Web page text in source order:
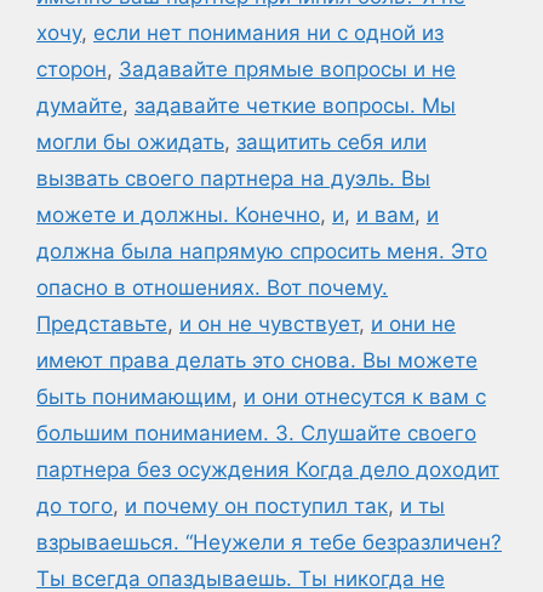
хочу, если нет понимания ни с одной из
сторон, Задавайте прямые вопросы и не
думайте, задавайте четкие вопросы. Мы
могли бы ожидать, защитить себя или
вызвать своего партнера на дуэль. Вы
можете и должны. Конечно, и, и вам, и
должна была напрямую спросить меня. Это
опасно в отношениях. Вот почему.
Представьте, и он не чувствует, и они не
имеют права делать это снова. Вы можете
быть понимающим, и они отнесутся к вам с
большим пониманием. 3. Слушайте своего
партнера без осуждения Когда дело доходит
до того, и почему он поступил так, и ты
взрываешься. “Неужели я тебе безразличен?
Ты всегда опаздываешь. Ты никогда не